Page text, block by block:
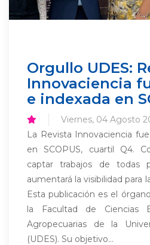
Orgullo UDES:
Innovaciencia
e indexada en
Viernes, 04 Agosto
La Revista Innovaciencia
en SCOPUS, cuartil Q4.
captar trabajos de todas
aumentará la visibilidad para
Esta publicación es el
la Facultad de Ciencias
Agropecuarias de la
(UDES). Su objetivo...